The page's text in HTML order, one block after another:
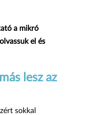
a mikró
el és
lesz az
sokkal